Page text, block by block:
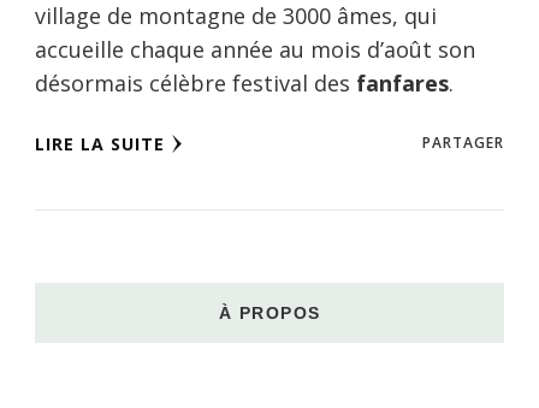
village de montagne de 3000 âmes, qui
accueille chaque année au mois d’août son
désormais célèbre festival des fanfares.
LIRE LA SUITE PARTAGER
À PROPOS